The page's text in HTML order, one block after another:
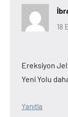
18
Ereksiyon
Yeni Yolu
Yanıtla